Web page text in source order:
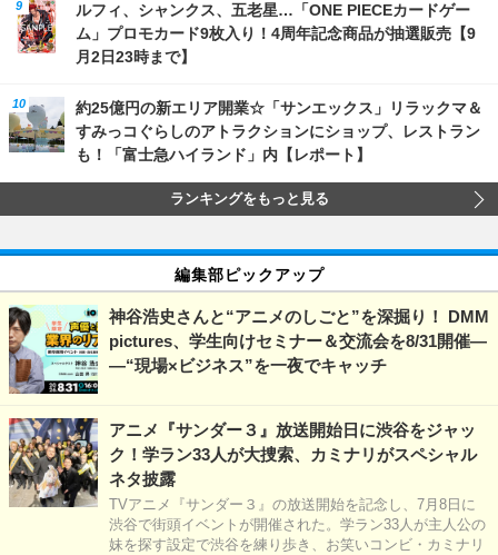
ルフィ、シャンクス、五老星…「ONE PIECEカードゲー
ム」プロモカード9枚入り！4周年記念商品が抽選販売【9
月2日23時まで】
約25億円の新エリア開業☆「サンエックス」リラックマ＆
すみっコぐらしのアトラクションにショップ、レストラン
も！「富士急ハイランド」内【レポート】
ランキングをもっと見る
編集部ピックアップ
神谷浩史さんと“アニメのしごと”を深掘り！ DMM
pictures、学生向けセミナー＆交流会を8/31開催―
―“現場×ビジネス”を一夜でキャッチ
アニメ『サンダー３』放送開始日に渋谷をジャッ
ク！学ラン33人が大捜索、カミナリがスペシャル
ネタ披露
TVアニメ『サンダー３』の放送開始を記念し、7月8日に
渋谷で街頭イベントが開催された。学ラン33人が主人公の
妹を探す設定で渋谷を練り歩き、お笑いコンビ・カミナリ